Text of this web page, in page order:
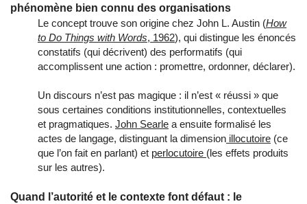
phénomène bien connu des organisations
Le concept trouve son origine chez John L. Austin (How
to Do Things with Words, 1962), qui distingue les énoncés
constatifs (qui décrivent) des performatifs (qui
accomplissent une action : promettre, ordonner, déclarer).
Un discours n’est pas magique : il n’est « réussi » que
sous certaines conditions institutionnelles, contextuelles
et pragmatiques. John Searle a ensuite formalisé les
actes de langage, distinguant la dimension illocutoire (ce
que l’on fait en parlant) et perlocutoire (les effets produits
sur les autres).
Quand l’autorité et le contexte font défaut : le